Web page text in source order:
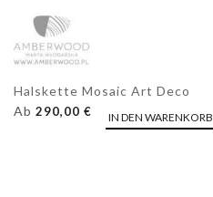
Halskette Mosaic Art Deco
Ab 290,00 € IN DEN WARENKORB